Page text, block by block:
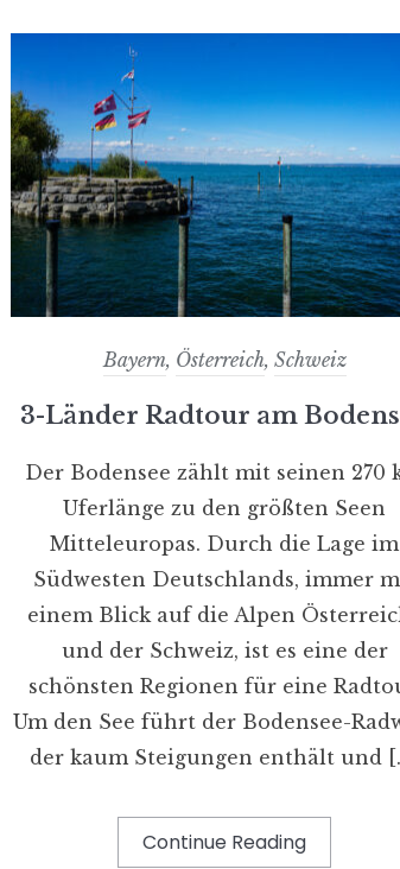
Bayern, Österreich, Schweiz
3-Länder Radtour am
Der Bodensee zählt mit seinen 270
Uferlänge zu den größten Seen
Mitteleuropas. Durch die Lage im
Südwesten Deutschlands, immer
einem Blick auf die Alpen
und der Schweiz, ist es eine der
schönsten Regionen für eine
Um den See führt der Bodensee-
der kaum Steigungen enthält und
Continue Reading